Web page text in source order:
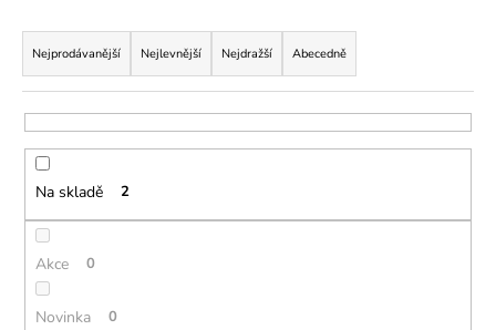
Ř
a
z
e
n
r
o
d
Nejprodávanější Nejlevnější Nejdražší Abecedně
Na skladě 2
Akce 0
Novinka 0